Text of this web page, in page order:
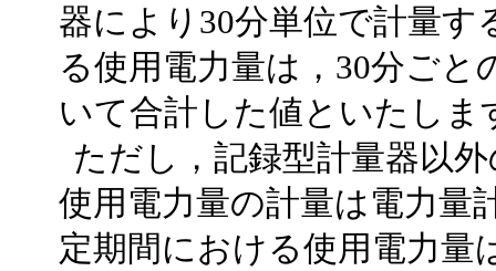
器により30分単位で計量
る使用電力量は，30分ご
いて合計した値といたしま
ただし，記録型計量器以
使用電力量の計量は電力量
定期間における使用電力量